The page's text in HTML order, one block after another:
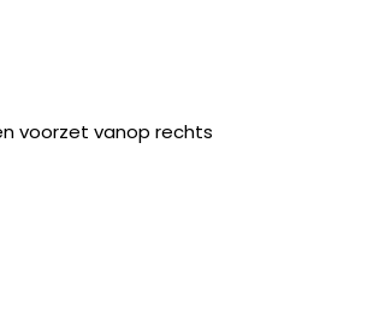
voorzet vanop rechts